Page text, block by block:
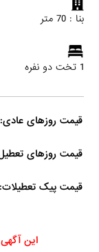
بنا : 70 متر
1 تخت دو نفره
قیمت روزهای عادی:
قیمت روزهای
قیمت پیک تعطیلات:
این